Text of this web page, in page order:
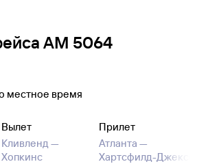
AM 5064
местное время
Вылет
Кливленд —
Хопкинс
Прилет
Атланта —
Хартсфилд-